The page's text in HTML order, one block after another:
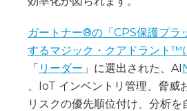
ガートナー®の「CPS保護プラ
するマジック・クアドラント™
「 リーダー 」に選出された、AI
、IoT インベントリ管理、脅威
リスクの優先順位付け、分析を